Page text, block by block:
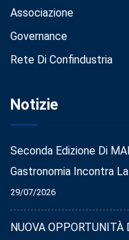
Associazione
Governance
Rete Di Confindustria
Notizie
Seconda Edizione Di
Gastronomia Incontra
29/07/2026
NUOVA OPPORTUNITÀ